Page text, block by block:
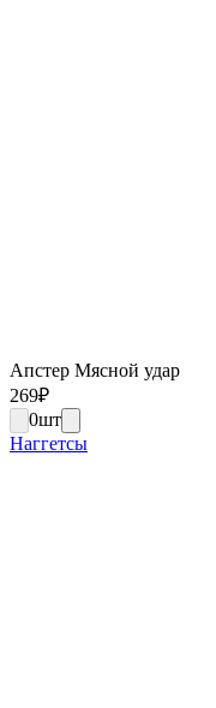
Апстер Мясной удар
269₽
0шт
Наггетсы